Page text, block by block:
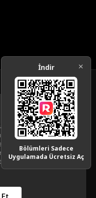
anlamak,
kişiselleştirmek amacıyla
çerez bilgilerini
tüm çerezleri kabul
için lütfenGizlilik
Uygulamada Ücretsiz Aç
İndir
Bölümleri Sadece
Uygulamada Ücretsiz Aç